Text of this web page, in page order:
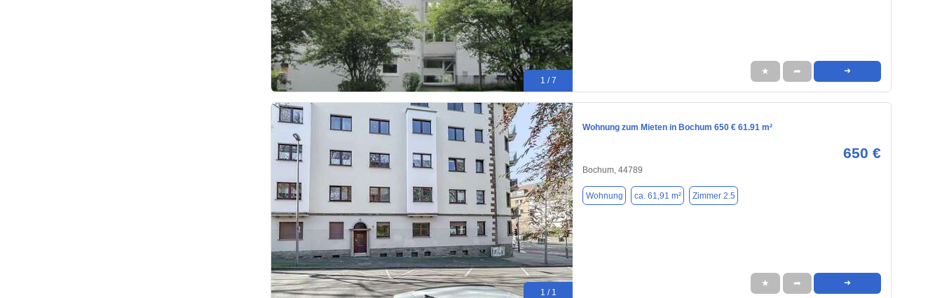
1 / 7
★ ➦ ➜
1 / 1
Wohnung zum Mieten in Bochum 650 € 61.91 m²
650 €
Bochum, 44789
Wohnung ca. 61,91 m² Zimmer 2.5
★ ➦ ➜